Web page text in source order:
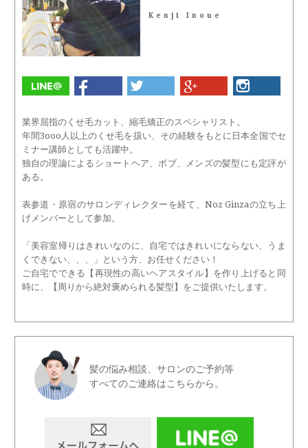
Kenji Inoue
業界屈指のくせ毛カット、縮毛矯正のスペシャリスト。
年間3ooo人以上のくせ毛を扱い、その経験をもとに日本全国でセ
ミナー講師としても活躍中。
独自の理論によるショートヘア、ボブ、メンズの髪型にも定評が
ある。
表参道・原宿のサロンディレクターを経て、Noz Ginzaの立ち上
げメンバーとして参加。
「美容室帰りはきれいなのに、自宅ではきれいにならない、うま
くできない、、、」という方、お任せください！
ご自宅でできる【再現性の高いヘアスタイル】を作り上げると同
時に、【周りから絶対褒められる髪型】をご提供いたします。
髪の悩み相談、サロンのご予約等
すべてのご連絡はこちらから。